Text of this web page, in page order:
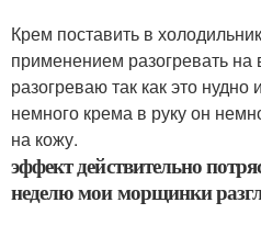
Крем поставить в
применением разогревать
разогреваю так как это нудно
немного крема в руку он
на кожу.
эффект действительно
неделю мои морщинки